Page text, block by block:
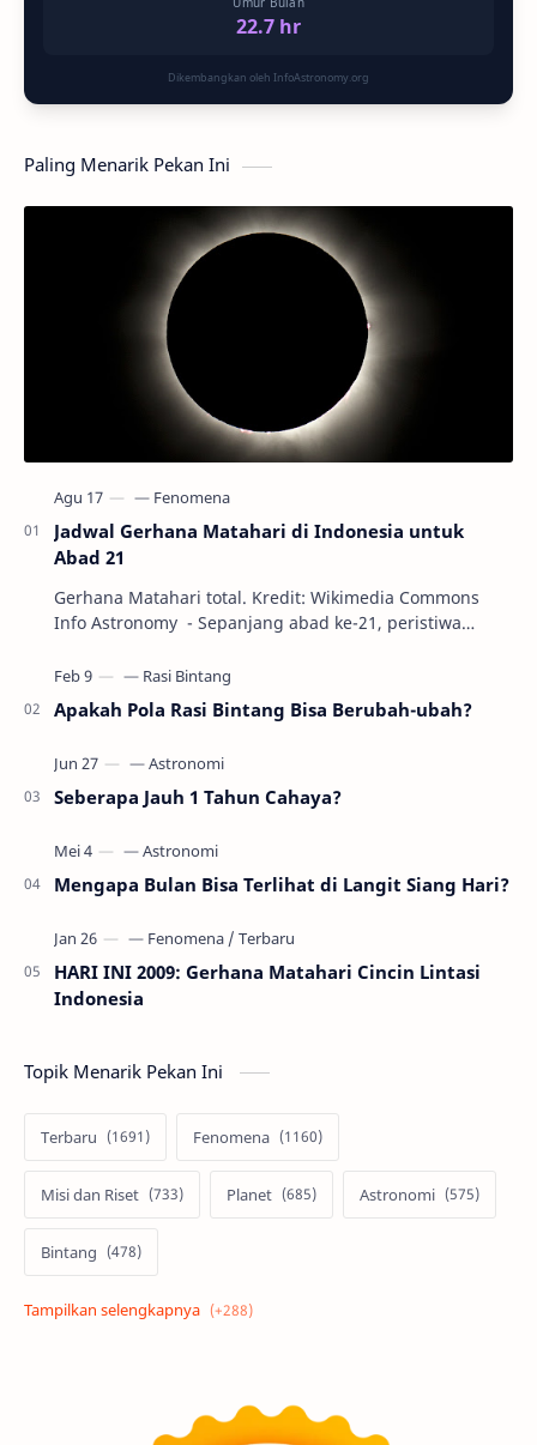
22.7 hr
Dikembangkan oleh InfoAstronomy.org
Paling Menarik Pekan Ini
Jadwal Gerhana Matahari di Indonesia untuk
Abad 21
Gerhana Matahari total. Kredit: Wikimedia Commons
Info Astronomy - Sepanjang abad ke-21, peristiwa
Apakah Pola Rasi Bintang Bisa Berubah-ubah?
Seberapa Jauh 1 Tahun Cahaya?
Mengapa Bulan Bisa Terlihat di Langit Siang Hari?
HARI INI 2009: Gerhana Matahari Cincin Lintasi
Indonesia
Topik Menarik Pekan Ini
Terbaru Fenomena
Misi dan Riset Planet Astronomi
Bintang
Alam semesta Galaksi
Tata Surya Hype